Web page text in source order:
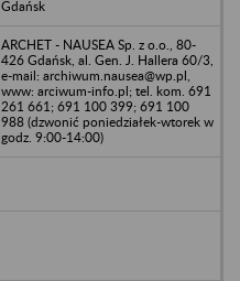
Gdańsk
ARCHET - NAUSEA Sp. z o.o., 80-
426 Gdańsk, al. Gen. J. Hallera 60/3,
e-mail: archiwum.nausea@wp.pl,
www: arciwum-info.pl; tel. kom. 691
261 661; 691 100 399; 691 100
988 (dzwonić poniedziałek-wtorek w
godz. 9:00-14:00)